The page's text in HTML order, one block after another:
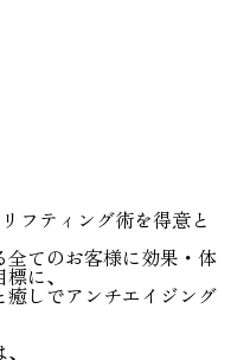
フティング術を得意と
てのお客様に効果・体
に、
しでアンチエイジング